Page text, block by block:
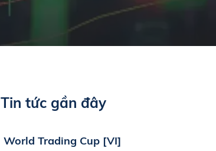
Tin tức gần đây
World Trading Cup [VI]